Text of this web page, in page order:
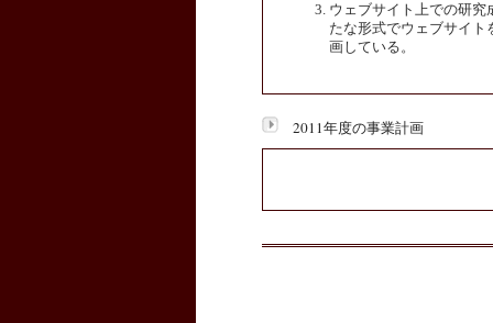
ウェブサイト上での研究
たな形式でウェブサイト
画している。
2011年度の事業計画